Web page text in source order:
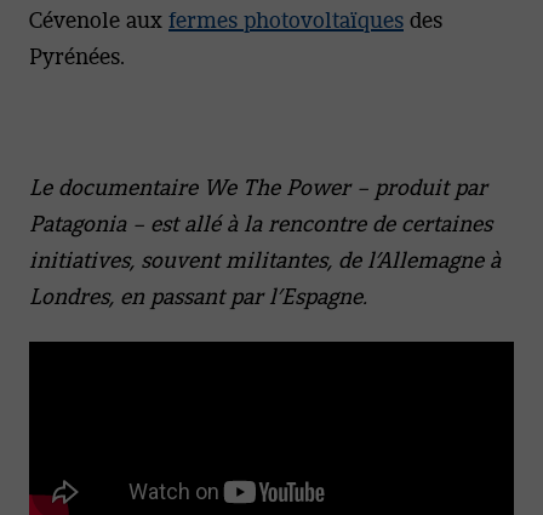
Cévenole auxfermes photovoltaïquesdes
Pyrénées.
Le documentaire We The Power – produit par
Patagonia – est allé à la rencontre de certaines
initiatives, souvent militantes, de l’Allemagne à
Londres, en passant par l’Espagne.